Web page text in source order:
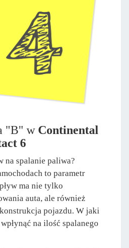
"B" w Continental
6
na spalanie paliwa?
to parametr
ma nie tylko
auta, ale również
pojazdu. W jaki
na ilość spalanego